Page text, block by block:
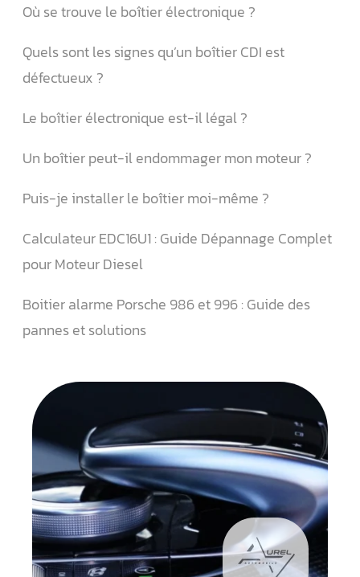
Où se trouve le boîtier électronique ?
Quels sont les signes qu’un boîtier CDI est
défectueux ?
Le boîtier électronique est-il légal ?
Un boîtier peut-il endommager mon moteur ?
Puis-je installer le boîtier moi-même ?
Calculateur EDC16U1 : Guide Dépannage Complet
pour Moteur Diesel
Boitier alarme Porsche 986 et 996 : Guide des
pannes et solutions